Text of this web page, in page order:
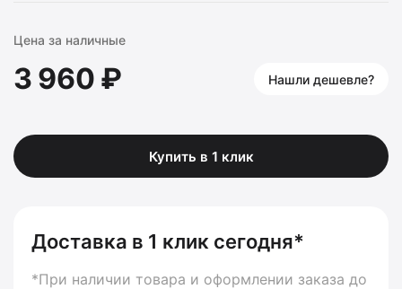
Цена за наличные
3 960 ₽ Нашли дешевле?
Купить в 1 клик
Доставка в 1 клик сегодня*
*При наличии товара и оформлении заказа до